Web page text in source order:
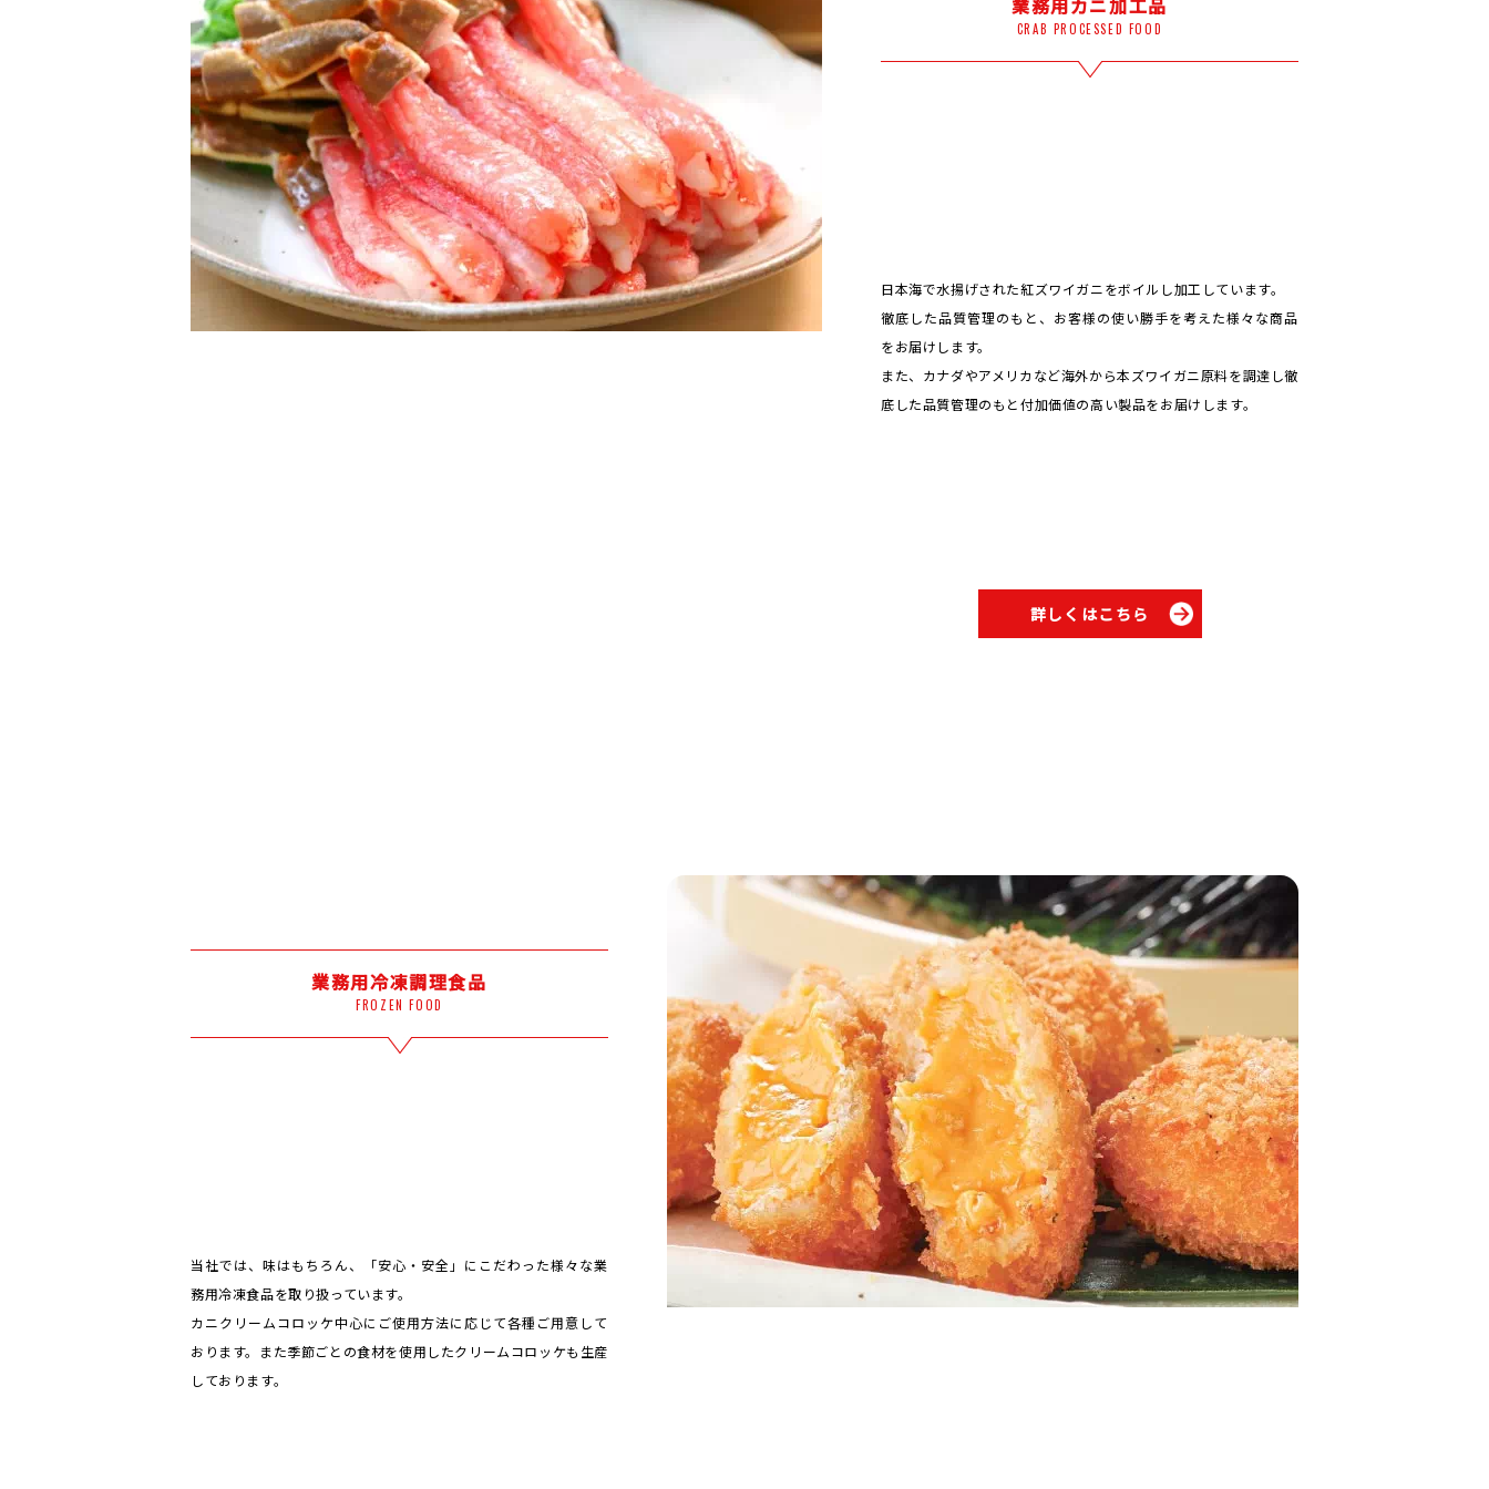
業務用カニ加工品
CRAB PROCESSED FOOD
日本海で水揚げされた紅ズワイガニをボイルし加工しています。
徹底した品質管理のもと、お客様の使い勝手を考えた様々な商品
をお届けします。
また、カナダやアメリカなど海外から本ズワイガニ原料を調達し徹
底した品質管理のもと付加価値の高い製品をお届けします。
詳しくはこちら
業務用冷凍調理食品
FROZEN FOOD
当社では、味はもちろん、「安心・安全」にこだわった様々な業
務用冷凍食品を取り扱っています。
カニクリームコロッケ中心にご使用方法に応じて各種ご用意して
おります。また季節ごとの食材を使用したクリームコロッケも生産
しております。